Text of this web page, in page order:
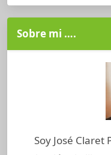
Sobre mi ….
Soy José